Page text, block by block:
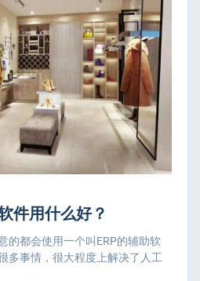
件用什么好？
的都会使用一个叫ERP的辅助软
多事情，很大程度上解决了人工